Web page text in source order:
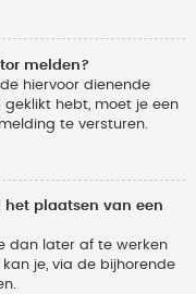
melden?
hiervoor dienende
geklikt hebt, moet je een
te versturen.
plaatsen van een
dan later af te werken
je, via de bijhorende